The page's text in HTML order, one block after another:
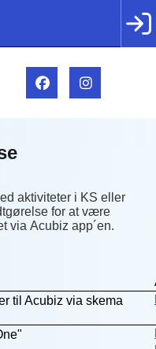
aktiviteter i KS eller
for at være
via Acubiz app´en.
til Acubiz via skema